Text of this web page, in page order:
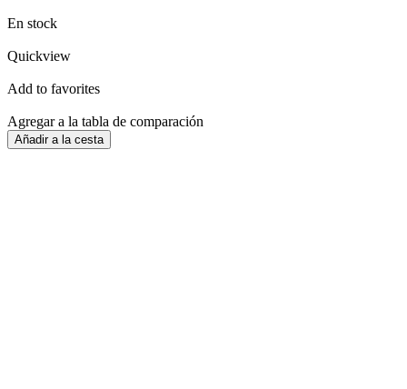
En stock
Quickview
Add to favorites
Agregar a la tabla de comparación
Añadir a la cesta